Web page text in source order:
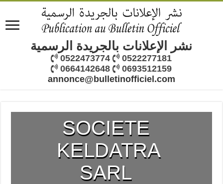
نشر الإعلانات بالجريدة الرسمية
0522473774
0522277181
0664142648
0693512159
annonce@bulletinofficiel.com
SOCIETE
KELDATRA
SARL